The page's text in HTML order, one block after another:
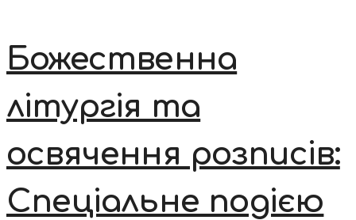
Божественна
літургія та
освячення розписів:
Спеціальне подією